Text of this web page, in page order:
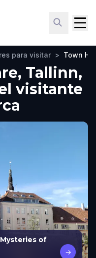
para visitar > Town
Tallinn,
visitante
of
→